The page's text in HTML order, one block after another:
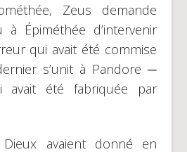
Zeus demande
Épiméthée d’intervenir
qui avait été commise
s’unit à Pandore ─
avait été fabriquée par
avaient donné en